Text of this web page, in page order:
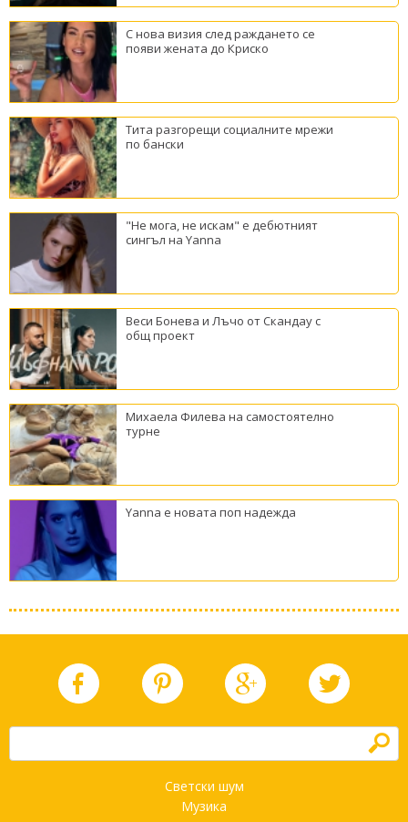
С нова визия след раждането се
появи жената до Криско
Тита разгорещи социалните мрежи
по бански
"Не мога, не искам" е дебютният
сингъл на Yanna
Веси Бонева и Лъчо от Скандау с
общ проект
Михаела Филева на самостоятелно
турне
Yanna е новата поп надежда
h
Светски шум
Музика